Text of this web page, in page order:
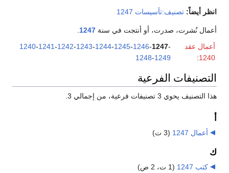
انظر أيضاً: تصنيف:تأسيسات 1247
أعمال نُشرت، صدرت، أو أنتجت في سنة 1247
أعمال عقد
1240
:
1240-1241-1242-1243-1244-1245-1246-1247-
1248-1249
التصنيفات الفرعية
هذا التصنيف يحوي 3 تصنيفات فرعية، من إجمالي 3.
أعمال 1247 (3 ت)
ك
كتب 1247 (1 ت، 2 ص)